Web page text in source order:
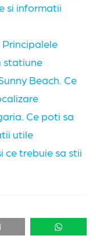
si informatii
Principalele
statiune
Beach. Ce
Ce poti sa
utile
ce trebuie sa stii
Email